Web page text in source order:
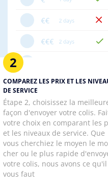
2
COMPAREZ LES PRIX ET LES
DE SERVICE
Étape 2, choisissez la
façon d'envoyer votre colis.
votre choix en comparant les
et les niveaux de service. Que
vous cherchiez le moyen le
cher ou le plus rapide
votre colis, nous avons ce qu'il
vous faut